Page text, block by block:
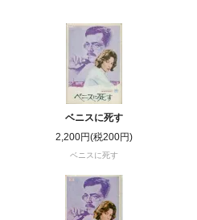
ベニスに死す
2,200円(税200円)
ベニスに死す